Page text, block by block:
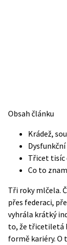
Obsah článku
Krádež,
Třicet tisíc
Co to
Tři roky mlčela.
přes federaci,
vyhrála krátký
to, že třicetiletá
formě kariéry. O